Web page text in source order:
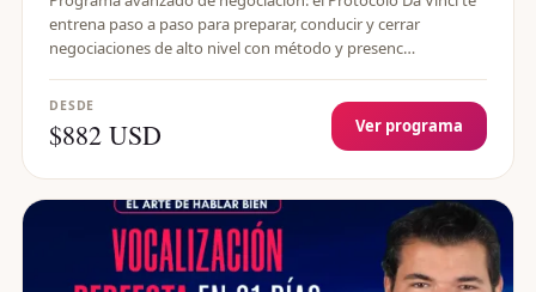
entrena paso a paso para preparar, conducir y cerrar
negociaciones de alto nivel con método y presenc…
DESDE
$882 USD Ver programa